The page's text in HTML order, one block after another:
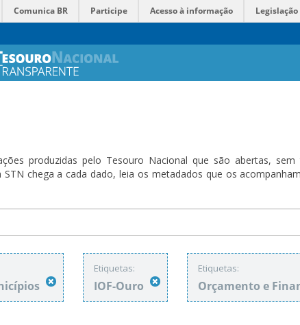
Comunica BR Participe Acesso à informação Legislação
produzidas pelo Tesouro Nacional que são abertas,
chega a cada dado, leia os metadados que os
Etiquetas:
IOF-Ouro
Etiquetas:
Orçamento e